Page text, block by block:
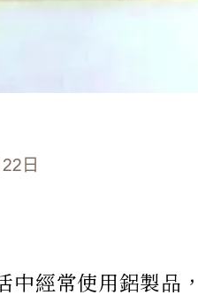
日
中經常使用鋁製品